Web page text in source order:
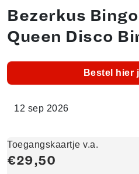
Bezerkus
Queen Disco
Bestel hier
12 sep 2026
Toegangskaartje v.a.
€29,50